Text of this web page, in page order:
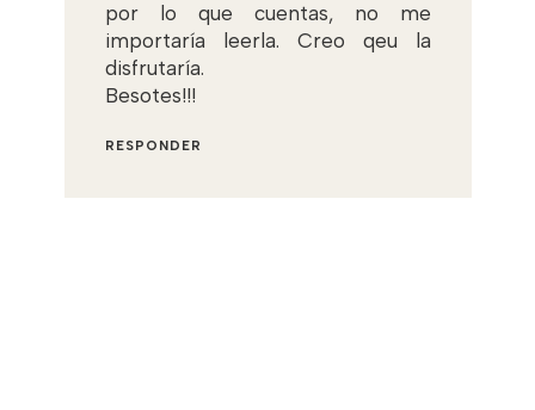
por lo que cuentas, no me
importaría leerla. Creo qeu la
disfrutaría.
Besotes!!!
RESPONDER